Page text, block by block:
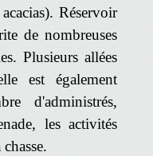
Réservoir
de nombreuses
Plusieurs allées
est également
d'administrés,
les activités